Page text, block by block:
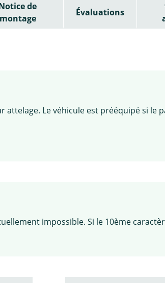
de
montage
Évaluations
Le véhicule est prééquipé si le
impossible. Si le 10ème